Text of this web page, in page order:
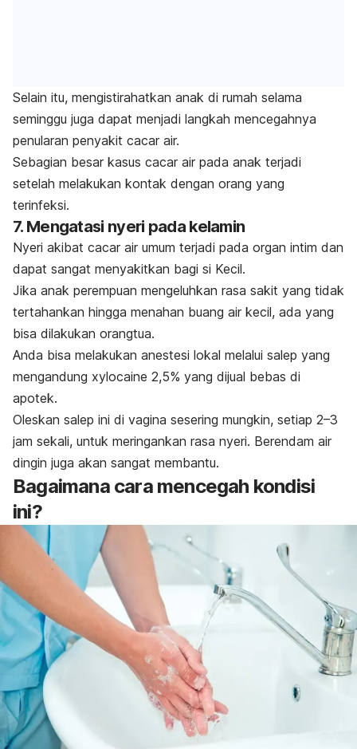
Selain itu, mengistirahatkan anak di rumah selama
seminggu juga dapat menjadi langkah mencegahnya
penularan penyakit cacar air.
Sebagian besar kasus cacar air pada anak terjadi
setelah melakukan kontak dengan orang yang
terinfeksi.
7. Mengatasi nyeri pada kelamin
Nyeri akibat cacar air umum terjadi pada organ intim dan
dapat sangat menyakitkan bagi si Kecil.
Jika anak perempuan mengeluhkan rasa sakit yang tidak
tertahankan hingga menahan buang air kecil, ada yang
bisa dilakukan orangtua.
Anda bisa melakukan anestesi lokal melalui salep yang
mengandung xylocaine 2,5% yang dijual bebas di
apotek.
Oleskan salep ini di vagina sesering mungkin, setiap 2–3
jam sekali, untuk meringankan rasa nyeri. Berendam air
dingin juga akan sangat membantu.
Bagaimana cara mencegah kondisi
ini?